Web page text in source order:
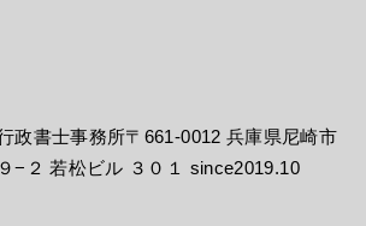
政書士事務所〒661-0012 兵庫県尼崎市
−２ 若松ビル ３０１ since2019.10